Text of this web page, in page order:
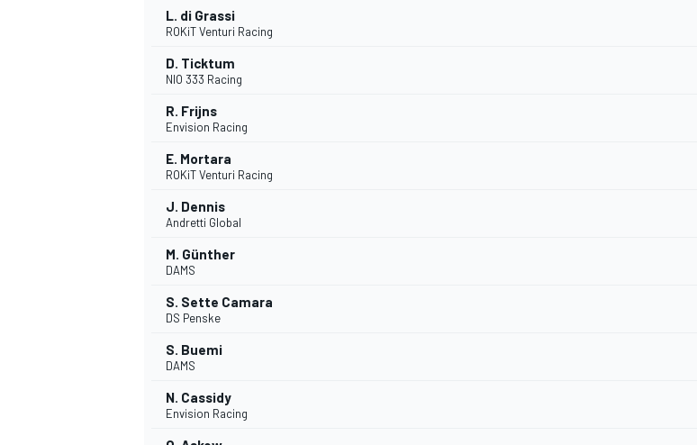
L. di Grassi
ROKiT Venturi Racing
D. Ticktum
NIO 333 Racing
R. Frijns
Envision Racing
E. Mortara
ROKiT Venturi Racing
J. Dennis
Andretti Global
M. Günther
DAMS
S. Sette Camara
DS Penske
S. Buemi
DAMS
N. Cassidy
Envision Racing